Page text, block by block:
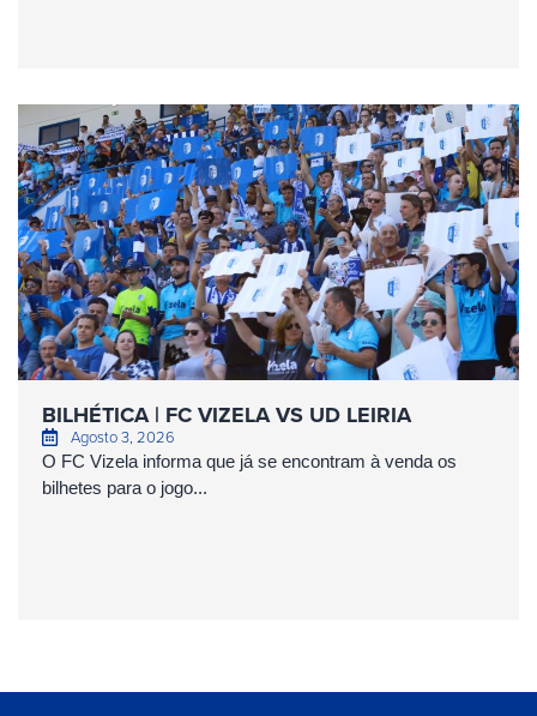
BILHÉTICA | FC VIZELA VS UD LEIRIA
Agosto 3, 2026
O FC Vizela informa que já se encontram à venda os
bilhetes para o jogo...